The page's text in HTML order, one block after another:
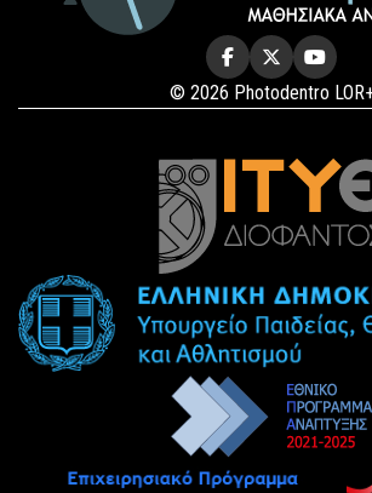
© 2026 Photodentro